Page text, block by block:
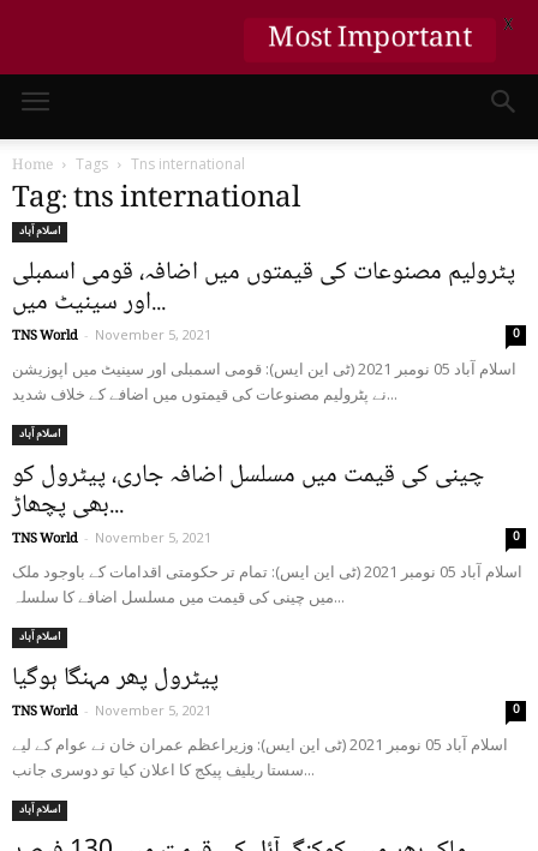
Home Tags Tns international
Tag: tns international
اسلام آباد
پٹرولیم مصنوعات کی قیمتوں میں اضافہ، قومی اسمبلی
اور سینیٹ میں...
TNS World - November 5, 2021 0
اسلام آباد 05 نومبر 2021 (ٹی این ایس): قومی اسمبلی اور سینیٹ میں اپوزیشن
نے پٹرولیم مصنوعات کی قیمتوں میں اضافے کے خلاف شدید...
اسلام آباد
چینی کی قیمت میں مسلسل اضافہ جاری، پیٹرول کو
بھی پچھاڑ...
TNS World - November 5, 2021 0
اسلام آباد 05 نومبر 2021 (ٹی این ایس): تمام تر حکومتی اقدامات کے باوجود ملک
میں چینی کی قیمت میں مسلسل اضافے کا سلسلہ...
اسلام آباد
پیٹرول پھر مہنگا ہوگیا
TNS World - November 5, 2021 0
اسلام آباد 05 نومبر 2021 (ٹی این ایس): وزیراعظم عمران خان نے عوام کے لیے
سستا ریلیف پیکج کا اعلان کیا تو دوسری جانب...
اسلام آباد
Most Important X